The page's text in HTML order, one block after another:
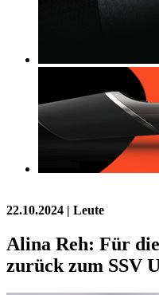
22.10.2024 | Leute
Alina Reh: Für
zurück zum SSV